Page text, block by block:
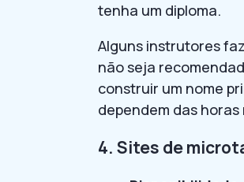
tenha um diploma.
Alguns instrutores
não seja
construir um nome
dependem das horas
4. Sites de